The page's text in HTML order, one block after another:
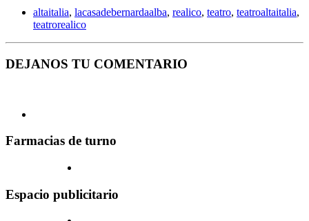
altaitalia, lacasadebernardaalba, realico, teatro, teatroaltaitalia,
teatrorealico
DEJANOS TU COMENTARIO
Farmacias de turno
Espacio publicitario